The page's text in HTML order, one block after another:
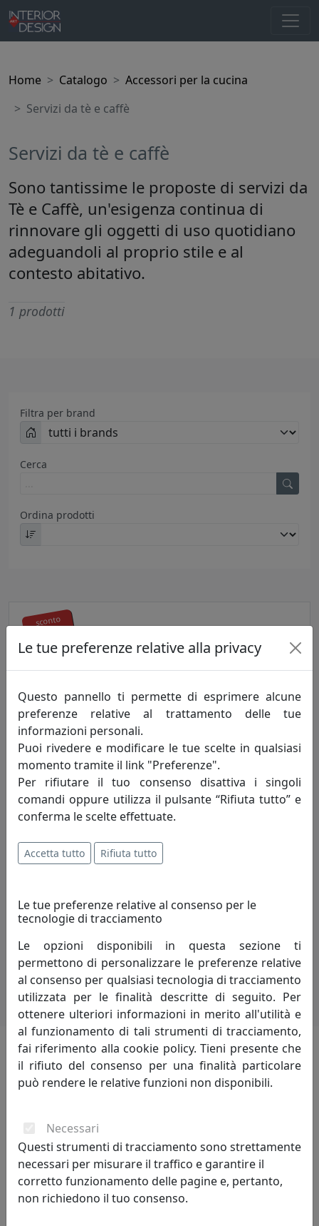
Home Catalogo
Accessori per la cucina
Servizi da tè e caffè
Servizi da tè e caffè
Sono tantissime le proposte di servizi da
Tè e Caffè, un'esigenza continua di
rinnovare gli oggetti di uso quotidiano
adeguandoli al proprio stile e al
contesto abitativo.
1 prodotti
Filtra per brand
Cerca
Ordina prodotti
SET DI 6 TAZZINE DA CAFFÈ CON STRASS, OTTAVIANI
HOME, CODICE 77253
Ottaviani
193,00 € 181,42 €
sconto
6%
i più visitati
maggior interesse
sconto
6%
Le tue preferenze relative alla privacy
Questo pannello ti permette di esprimere alcune
preferenze relative al trattamento delle tue
informazioni personali.
Puoi rivedere e modificare le tue scelte in qualsiasi
momento tramite il link "Preferenze".
Per rifiutare il tuo consenso disattiva i singoli
comandi oppure utilizza il pulsante “Rifiuta tutto” e
conferma le scelte effettuate.
Accetta tutto Rifiuta tutto
Le tue preferenze relative al consenso per le
tecnologie di tracciamento
Le opzioni disponibili in questa sezione ti
permettono di personalizzare le preferenze relative
al consenso per qualsiasi tecnologia di tracciamento
utilizzata per le finalità descritte di seguito. Per
ottenere ulteriori informazioni in merito all'utilità e
al funzionamento di tali strumenti di tracciamento,
fai riferimento alla cookie policy. Tieni presente che
il rifiuto del consenso per una finalità particolare
può rendere le relative funzioni non disponibili.
Necessari
Questi strumenti di tracciamento sono strettamente
necessari per misurare il traffico e garantire il
corretto funzionamento delle pagine e, pertanto,
non richiedono il tuo consenso.